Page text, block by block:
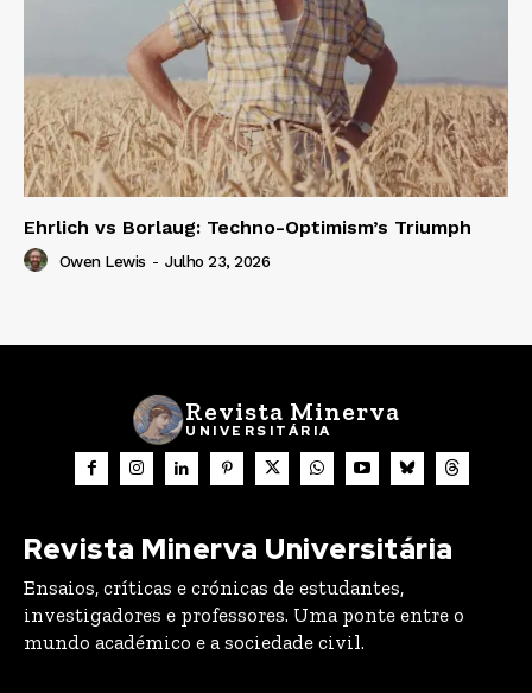
Ehrlich vs Borlaug: Techno-Optimism’s Triumph
Owen Lewis - Julho 23, 2026
Revista Minerva
UNIVERSITÁRIA
Revista Minerva Universitária
Ensaios, críticas e crónicas de estudantes,
investigadores e professores. Uma ponte entre o
mundo académico e a sociedade civil.